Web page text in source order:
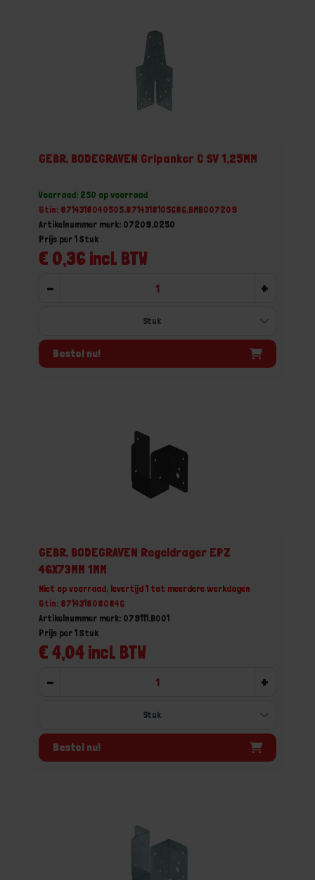
GEBR. BODEGRAVEN Gripanker C SV 1,25MM
Voorraad: 250 op voorraad
Gtin: 8714318040505,8714318105686,BMBO07209
Artikelnummer merk: 07209.0250
€ 0,36 incl. BTW
Prijs per 1 Stuk
- +
Bestel nu!
GEBR. BODEGRAVEN Regeldrager EPZ
46X73MM 1MM
Niet op voorraad, levertijd 1 tot meerdere werkdagen
Gtin: 8714318080846
Artikelnummer merk: 079111.B001
€ 4,04 incl. BTW
Prijs per 1 Stuk
- +
Bestel nu!